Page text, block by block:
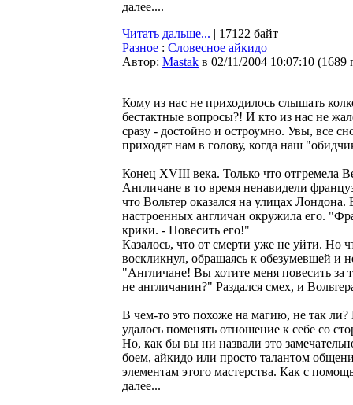
далее....
Читать дальше... | 17122 байт
Разное : Словесное айкидо
Автор: Мastak в 02/11/2004 10:07:10 (1689
Кому из нас не приходилось слышать
бестактные вопросы?! И кто из нас не
сразу - достойно и остроумно. Увы, все
приходят нам в голову, когда наш
Конец XVIII века. Только что отгремела
Англичане в то время ненавидели
что Вольтер оказался на улицах Лондона.
настроенных англичан окружила его.
крики. - Повесить его!"
Казалось, что от смерти уже не уйти. Но
воскликнул, обращаясь к обезумевшей и
"Англичане! Вы хотите меня повесить за
не англичанин?" Раздался смех, и
В чем-то это похоже на магию, не так
удалось поменять отношение к себе со
Но, как бы вы ни назвали это
боем, айкидо или просто талантом
элементам этого мастерства. Как с
далее...